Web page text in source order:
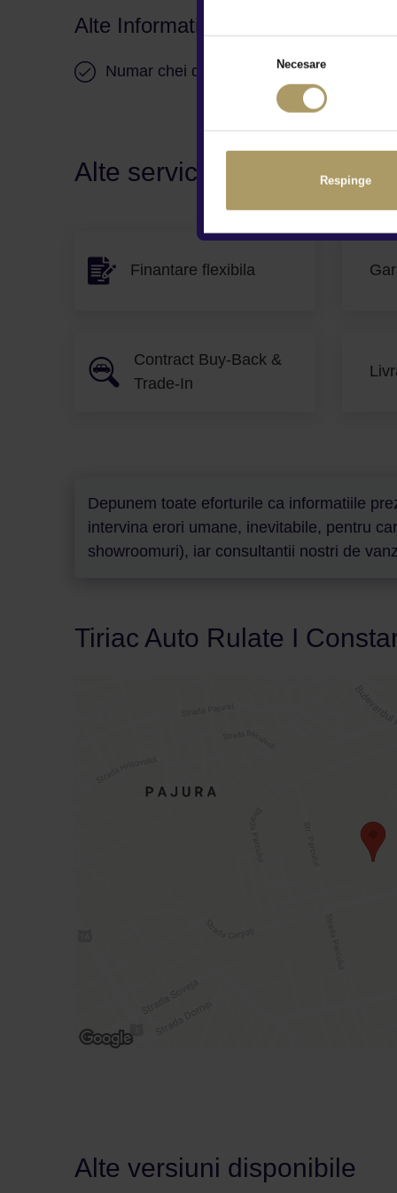
Necesare
Respinge
Alte Informatii
Numar chei disponibile 2
Alte servicii disponibile
Finantare flexibila
Contract Buy-Back &
Trade-In
Depunem toate eforturile ca informatiile
intervina erori umane, inevitabile, pentru
showroomuri), iar consultantii nostri de
Tiriac Auto Rulate I
Alte versiuni disponibile